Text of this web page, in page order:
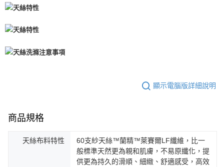
顯示電腦版詳細說明
商品規格
天絲布料特性
60支紗天絲™蘭精™萊賽爾LF纖維，比一
般標準天然更為親和肌膚，不易原纖化，提
供更為持久的滑順、細緻、舒適感受，高效